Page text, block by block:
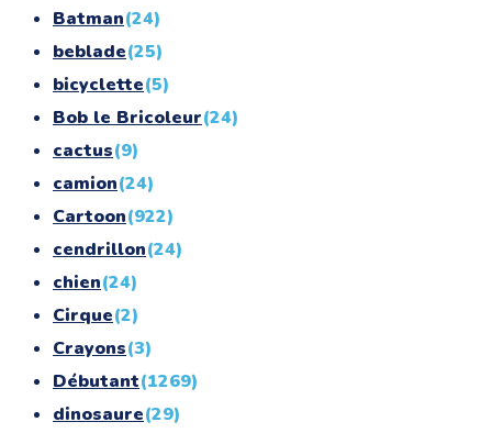
Batman(24)
beblade(25)
bicyclette(5)
Bob le Bricoleur(24)
cactus(9)
camion(24)
Cartoon(922)
cendrillon(24)
chien(24)
Cirque(2)
Crayons(3)
Débutant(1269)
dinosaure(29)